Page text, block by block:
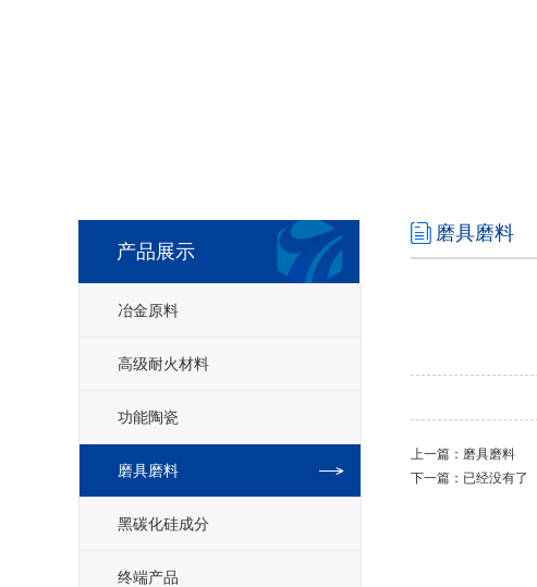
产品展示
冶金原料
高级耐火材料
功能陶瓷
磨具磨料
黑碳化硅成分
终端产品
磨具磨料
上一篇： 磨具磨料
下一篇：已经没有了